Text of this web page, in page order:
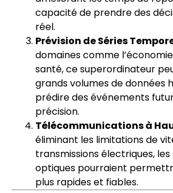
capacité de prendre des
réel.
Prévision de Séries
domaines comme
santé, ce superordinateur
grands volumes de données
prédire des événements
précision.
Télécommunications à
éliminant les limitations de
transmissions électriques,
optiques pourraient
plus rapides et fiables.